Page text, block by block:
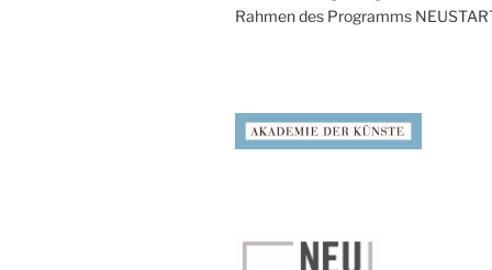
Rahmen des Programms